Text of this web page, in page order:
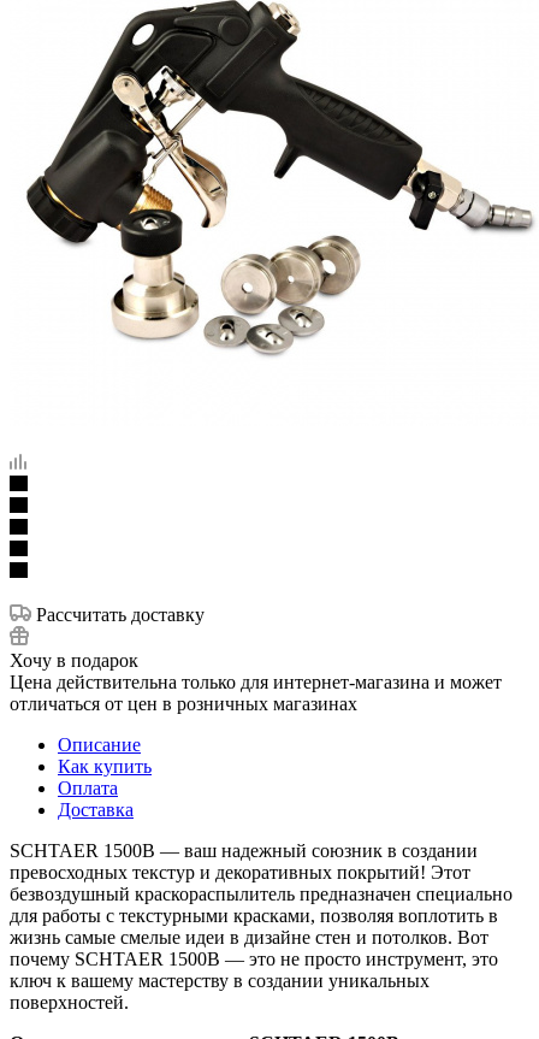
Рассчитать доставку
Хочу в подарок
Цена действительна только для интернет-магазина и может
отличаться от цен в розничных магазинах
Описание
Как купить
Оплата
Доставка
SCHTAER 1500B — ваш надежный союзник в создании
превосходных текстур и декоративных покрытий! Этот
безвоздушный краскораспылитель предназначен специально
для работы с текстурными красками, позволяя воплотить в
жизнь самые смелые идеи в дизайне стен и потолков. Вот
почему SCHTAER 1500B — это не просто инструмент, это
ключ к вашему мастерству в создании уникальных
поверхностей.